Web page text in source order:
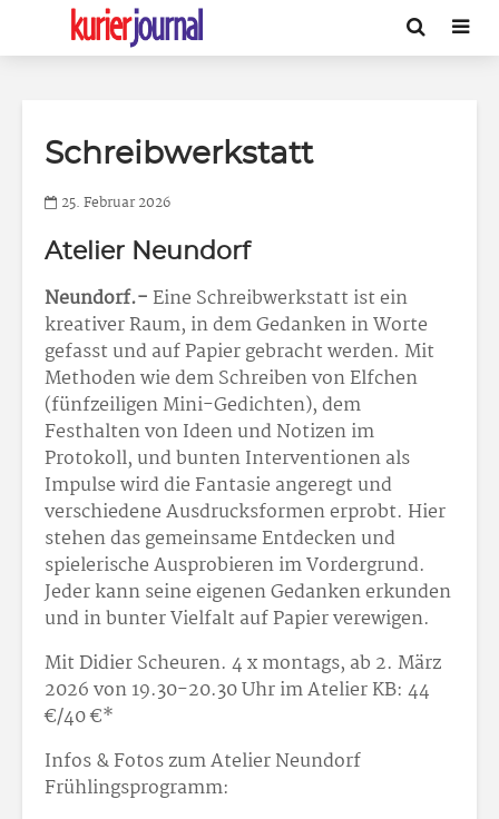
Schreibwerkstatt
25. Februar 2026
Atelier Neundorf
Neundorf.-Eine Schreibwerkstatt ist ein
kreativer Raum, in dem Gedanken in Worte
gefasst und auf Papier gebracht werden. Mit
Methoden wie dem Schreiben von Elfchen
(fünfzeiligen Mini-Gedichten), dem
Festhalten von Ideen und Notizen im
Protokoll, und bunten Interventionen als
Impulse wird die Fantasie angeregt und
verschiedene Ausdrucksformen erprobt. Hier
stehen das gemeinsame Entdecken und
spielerische Ausprobieren im Vordergrund.
Jeder kann seine eigenen Gedanken erkunden
und in bunter Vielfalt auf Papier verewigen.
Mit Didier Scheuren. 4 x montags, ab 2. März
2026 von 19.30-20.30 Uhr im Atelier KB: 44
€/40 €*
Infos & Fotos zum Atelier Neundorf
Frühlingsprogramm: